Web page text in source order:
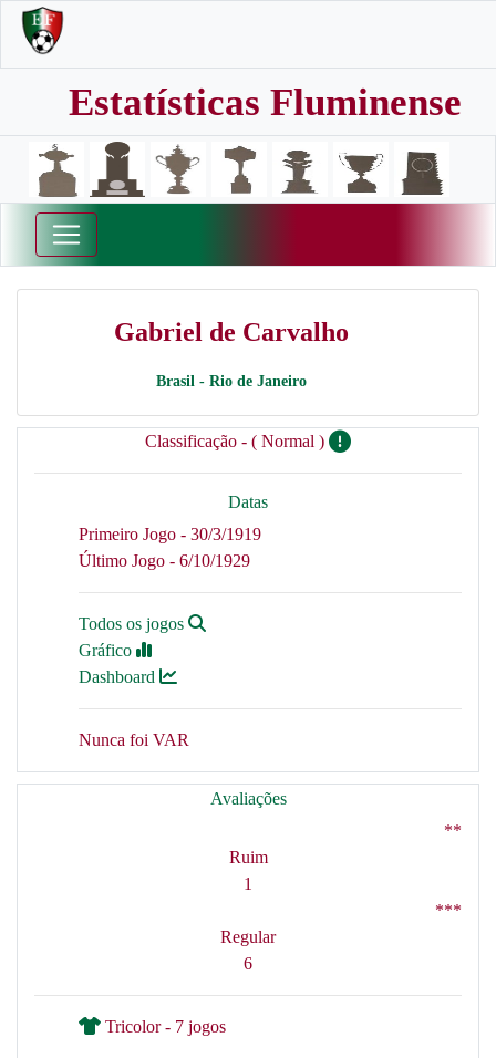
Estatísticas Fluminense
Gabriel de Carvalho
Brasil - Rio de Janeiro
Classificação - ( Normal )
Datas
Primeiro Jogo - 30/3/1919
Último Jogo - 6/10/1929
Todos os jogos
Gráfico
Dashboard
Nunca foi VAR
Avaliações
**
Ruim
1
***
Regular
6
Tricolor - 7 jogos